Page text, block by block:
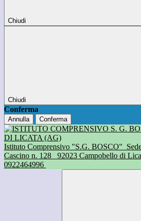
Chiudi
Chiudi
Conferma
Annulla Conferma
Istituto Comprensivo "S.G. BOSCO"
Cascino n. 128
92023 Campobello di
0922464996